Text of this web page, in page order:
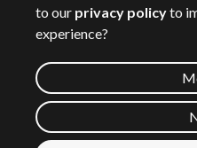
🇸🇪
©2026
to our privacy policyto
experience?